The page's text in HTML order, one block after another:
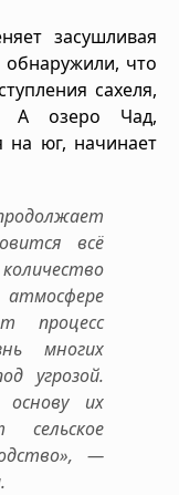
засушливая
обнаружили, что
сахеля,
А озеро Чад,
на юг, начинает
всё
процесс
многих
угрозой.
их
сельское
—